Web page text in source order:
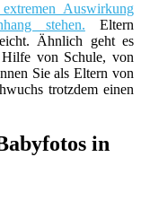
Auswirkung
stehen. Eltern
Ähnlich geht es
von Schule, von
Sie als Eltern von
trotzdem einen
in